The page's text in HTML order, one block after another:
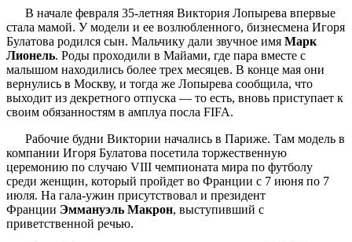
В начале февраля 35-летняя Виктория Лопырева впервые
стала мамой. У модели и ее возлюбленного, бизнесмена Игоря
Булатова родился сын. Мальчику дали звучное имя Марк
Лионель. Роды проходили в Майами, где пара вместе с
малышом находились более трех месяцев. В конце мая они
вернулись в Москву, и тогда же Лопырева сообщила, что
выходит из декретного отпуска — то есть, вновь приступает к
своим обязанностям в амплуа посла FIFA.
Рабочие будни Виктории начались в Париже. Там модель в
компании Игоря Булатова посетила торжественную
церемонию по случаю VIII чемпионата мира по футболу
среди женщин, который пройдет во Франции с 7 июня по 7
июля. На гала-ужин присутствовал и президент
Франции Эммануэль Макрон, выступивший с
приветственной речью.